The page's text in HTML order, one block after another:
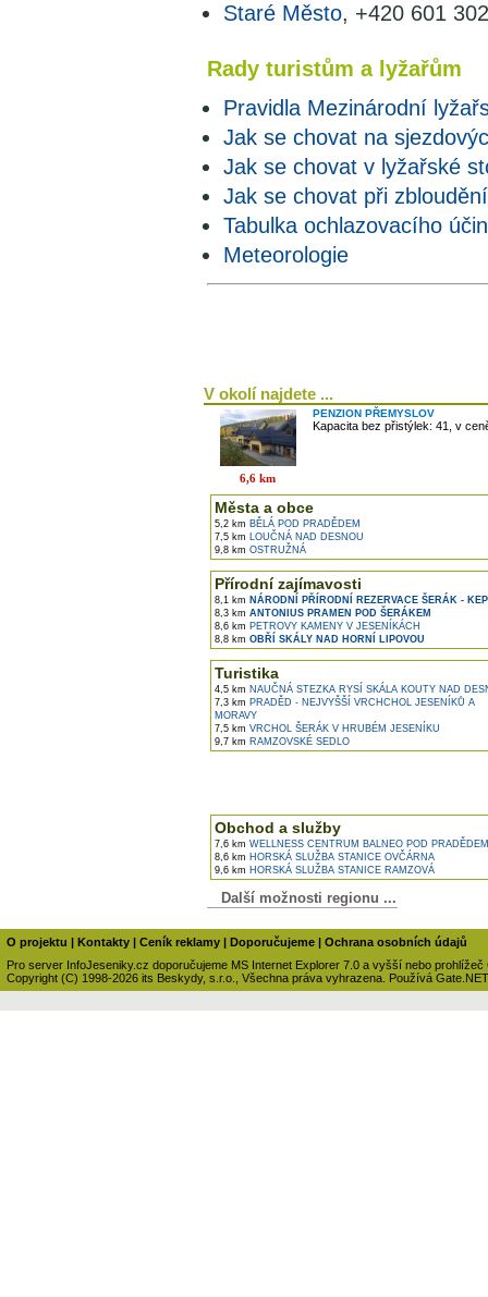
Staré Město, +420 601
Rady turistům a lyžařům
Pravidla Mezinárodní
Jak se chovat na
Jak se chovat v lyžařské
Jak se chovat při
Tabulka ochlazovacího
Meteorologie
V okolí najdete ...
6,6 km
PENZION PŘEMYSLOV
Kapacita bez přistýlek: 41, v
Města a obce
5,2 km BĚLÁ POD PRADĚDEM
7,5 km LOUČNÁ NAD DESNOU
9,8 km OSTRUŽNÁ
Přírodní zajímavosti
8,1 km NÁRODNÍ PŘÍRODNÍ REZERVACE ŠERÁK -
8,3 km ANTONIUS PRAMEN POD ŠERÁKEM
8,6 km PETROVY KAMENY V JESENÍKÁCH
8,8 km OBŘÍ SKÁLY NAD HORNÍ LIPOVOU
Turistika
4,5 km NAUČNÁ STEZKA RYSÍ SKÁLA KOUTY NAD
7,3 km PRADĚD - NEJVYŠŠÍ VRCHCHOL JESENÍKŮ A
MORAVY
7,5 km VRCHOL ŠERÁK V HRUBÉM JESENÍKU
9,7 km RAMZOVSKÉ SEDLO
Obchod a služby
7,6 km WELLNESS CENTRUM BALNEO POD PRADĚDEM
8,6 km HORSKÁ SLUŽBA STANICE OVČÁRNA
9,6 km HORSKÁ SLUŽBA STANICE RAMZOVÁ
Další možnosti regionu ...
O projektu | Kontakty | Ceník reklamy | Doporučujeme | Ochrana osobních údajů
Pro server InfoJeseniky.cz doporučujeme MS Internet Explorer 7.0 a vyšší nebo prohlížeč
Copyright (C) 1998-2026 its Beskydy, s.r.o., Všechna práva vyhrazena. Používá